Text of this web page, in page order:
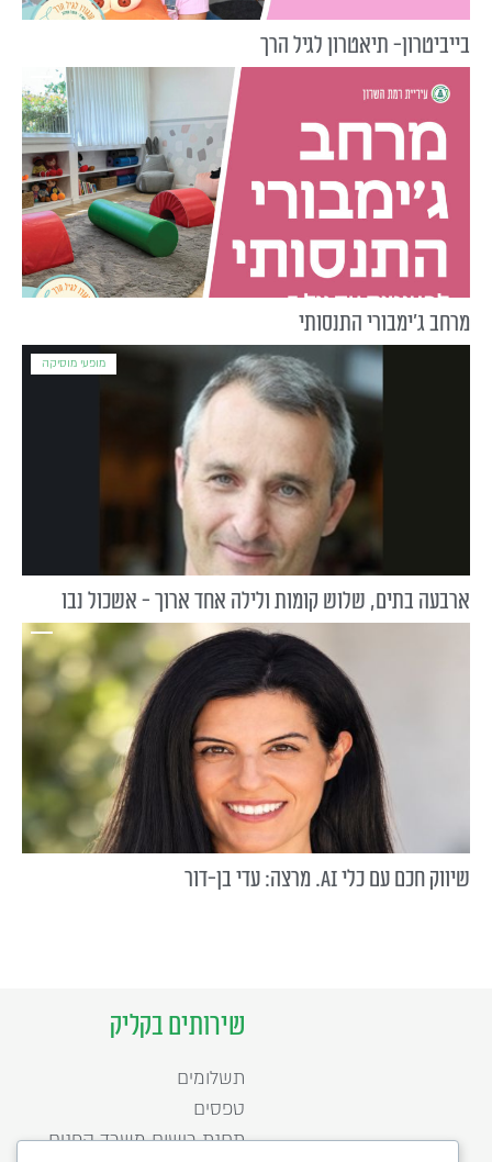
בייביטרון- תיאטרון לגיל הרך
מרחב ג'ימבורי התנסותי
ארבעה בתים, שלוש קומות ולילה אחד ארוך - אשכול נבו
מופעי מוסיקה
שיווק חכם עם כלי AI. מרצה: עדי בן-דור
שירותים בקליק
תשלומים
טפסים
תחנת רישום משרד הפנים